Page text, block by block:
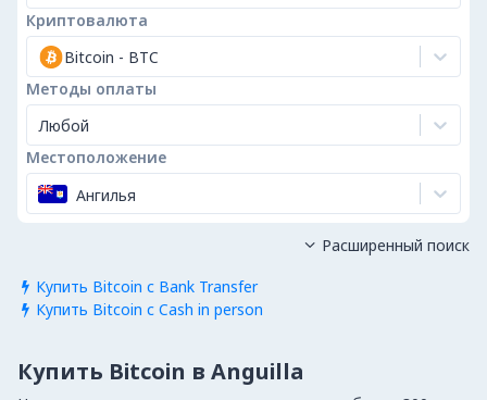
Криптовалюта
Bitcoin - BTC
Методы оплаты
Любой
Местоположение
Ангилья
 Купить Bitcoin с Bank Transfer
 Купить Bitcoin с Cash in person
 Расширенный поиск
Купить Bitcoin в Anguilla